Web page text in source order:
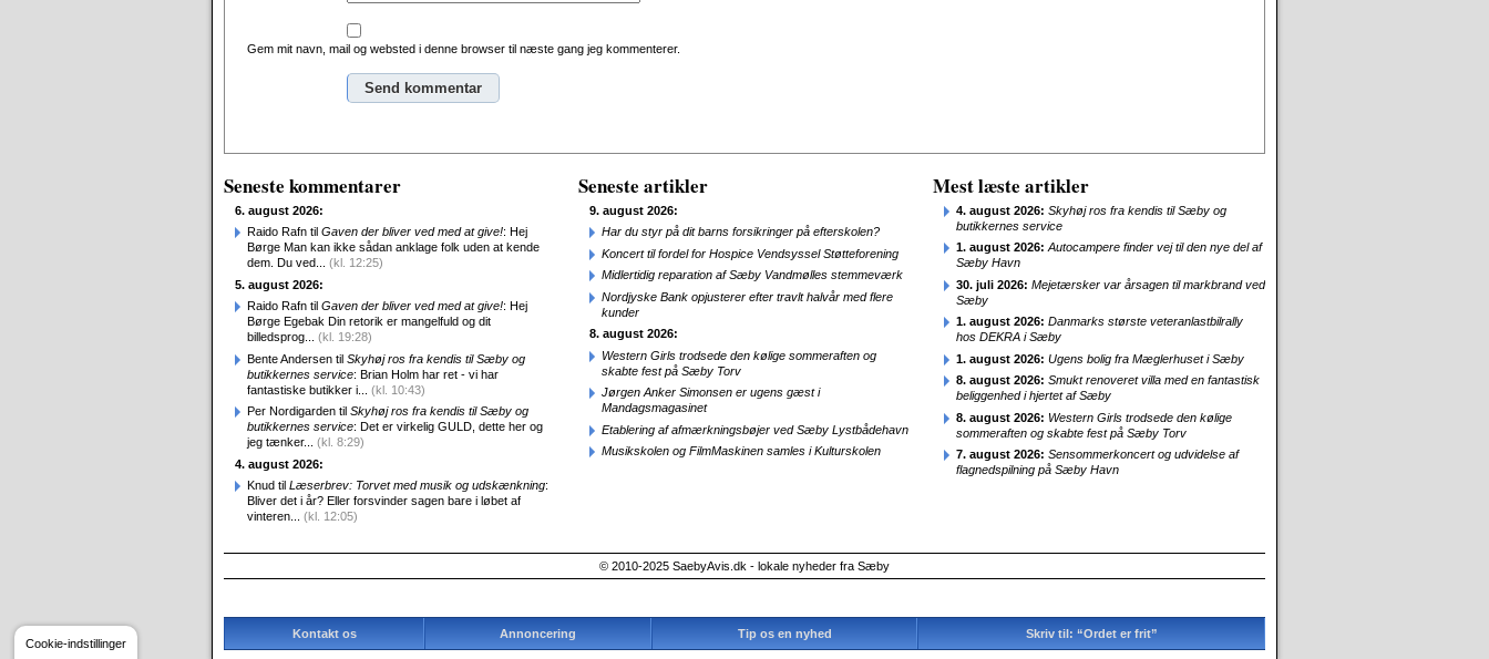
Gem mit navn, mail og websted i denne browser til næste gang jeg kommenterer.
Seneste kommentarer
6. august 2026:
Raido Rafn til Gaven der bliver ved med at give!: Hej
Børge Man kan ikke sådan anklage folk uden at kende
dem. Du ved... (kl. 12:25)
5. august 2026:
Raido Rafn til Gaven der bliver ved med at give!: Hej
Børge Egebak Din retorik er mangelfuld og dit
billedsprog... (kl. 19:28)
Bente Andersen til Skyhøj ros fra kendis til Sæby og
butikkernes service: Brian Holm har ret - vi har
fantastiske butikker i... (kl. 10:43)
Per Nordigarden til Skyhøj ros fra kendis til Sæby og
butikkernes service: Det er virkelig GULD, dette her og
jeg tænker... (kl. 8:29)
4. august 2026:
Knud til Læserbrev: Torvet med musik og udskænkning:
Bliver det i år? Eller forsvinder sagen bare i løbet af
vinteren... (kl. 12:05)
Seneste artikler
9. august 2026:
Har du styr på dit barns forsikringer på efterskolen?
Koncert til fordel for Hospice Vendsyssel Støtteforening
Midlertidig reparation af Sæby Vandmølles stemmeværk
Nordjyske Bank opjusterer efter travlt halvår med flere
kunder
8. august 2026:
Western Girls trodsede den kølige sommeraften og
skabte fest på Sæby Torv
Jørgen Anker Simonsen er ugens gæst i
Mandagsmagasinet
Etablering af afmærkningsbøjer ved Sæby Lystbådehavn
Musikskolen og FilmMaskinen samles i Kulturskolen
Mest læste artikler
4. august 2026: Skyhøj ros fra kendis til Sæby og
butikkernes service
1. august 2026: Autocampere finder vej til den nye del af
Sæby Havn
30. juli 2026: Mejetærsker var årsagen til markbrand ved
Sæby
1. august 2026: Danmarks største veteranlastbilrally
hos DEKRA i Sæby
1. august 2026: Ugens bolig fra Mæglerhuset i Sæby
8. august 2026: Smukt renoveret villa med en fantastisk
beliggenhed i hjertet af Sæby
8. august 2026: Western Girls trodsede den kølige
sommeraften og skabte fest på Sæby Torv
7. august 2026: Sensommerkoncert og udvidelse af
flagnedspilning på Sæby Havn
© 2010-2025 SaebyAvis.dk - lokale nyheder fra Sæby
Kontakt os Annoncering Tip os en nyhed Skriv til: “Ordet er frit”
Cookie-indstillinger